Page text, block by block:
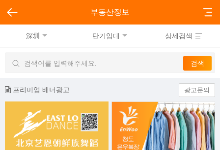
부동산정보
深圳 단기임대 상세검색
프리미엄 배너광고 광고문의